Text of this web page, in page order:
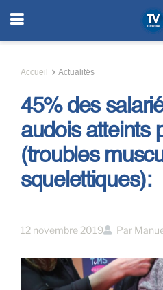
Accueil Actualités
45% des
audois atteints
(troubles
squelettiques):
12 novembre 2019 Par